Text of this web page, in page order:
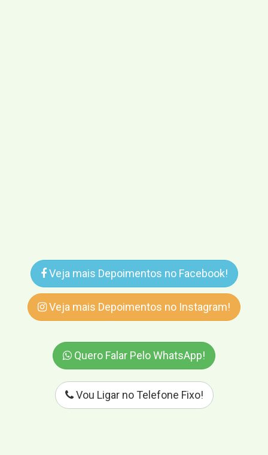
Veja mais Depoimentos no Facebook!
Veja mais Depoimentos no Instagram!
Quero Falar Pelo WhatsApp!
Vou Ligar no Telefone Fixo!